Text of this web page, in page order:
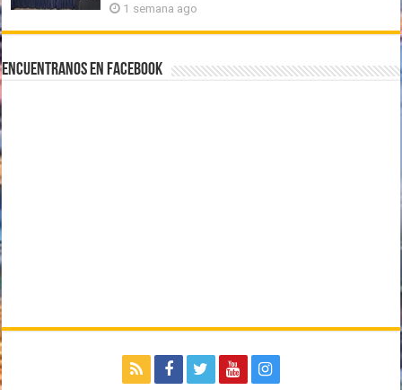
1 semana ago
Encuentranos en Facebook